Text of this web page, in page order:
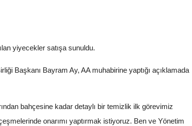
yiyecekler satışa sunuldu.
Başkanı Bayram Ay, AA muhabirine yaptığı açıklamada
bahçesine kadar detaylı bir temizlik ilk görevimiz
onarımı yaptırmak istiyoruz. Ben ve Yönetim